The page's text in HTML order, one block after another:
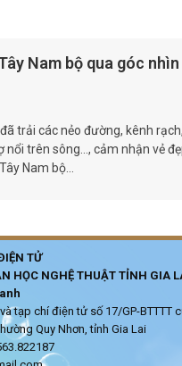
Nam bộ qua góc
trải các nẻo đường, kênh
nổi trên sông…, cảm nhận vẻ
Nam bộ…
TỬ
HỌC NGHỆ THUẬT TỈNH GIA
tạp chí điện tử số 17/GP-BTTTT
Quy Nhơn, tỉnh Gia Lai